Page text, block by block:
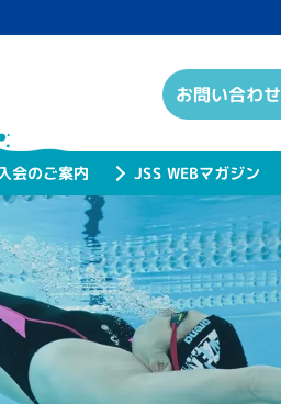
会のご案内 JSS WEBマガジン
お問い合わせ